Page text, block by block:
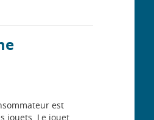
est
jouets. Le jouet